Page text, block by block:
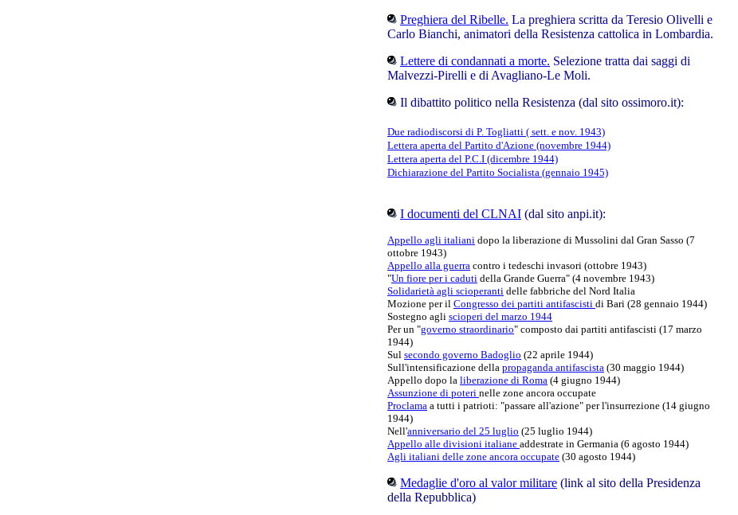
Preghiera del Ribelle. La preghiera scritta da Teresio Olivelli e
Carlo Bianchi, animatori della Resistenza cattolica in Lombardia.
Lettere di condannati a morte. Selezione tratta dai saggi di
Malvezzi-Pirelli e di Avagliano-Le Moli.
Il dibattito politico nella Resistenza (dal sito ossimoro.it):
Due radiodiscorsi di P. Togliatti ( sett. e nov. 1943)
Lettera aperta del Partito d'Azione (novembre 1944)
Lettera aperta del P.C.I (dicembre 1944)
Dichiarazione del Partito Socialista (gennaio 1945)
I documenti del CLNAI (dal sito anpi.it):
Appello agli italiani dopo la liberazione di Mussolini dal Gran Sasso (7
ottobre 1943)
Appello alla guerra contro i tedeschi invasori (ottobre 1943)
"Un fiore per i caduti della Grande Guerra" (4 novembre 1943)
Solidarietà agli scioperanti delle fabbriche del Nord Italia
Mozione per il Congresso dei partiti antifascisti di Bari (28 gennaio 1944)
Sostegno agli scioperi del marzo 1944
Per un "governo straordinario" composto dai partiti antifascisti (17 marzo
1944)
Sul secondo governo Badoglio (22 aprile 1944)
Sull'intensificazione della propaganda antifascista (30 maggio 1944)
Appello dopo la liberazione di Roma (4 giugno 1944)
Assunzione di poteri nelle zone ancora occupate
Proclama a tutti i patrioti: "passare all'azione" per l'insurrezione (14 giugno
1944)
Nell'anniversario del 25 luglio (25 luglio 1944)
Appello alle divisioni italiane addestrate in Germania (6 agosto 1944)
Agli italiani delle zone ancora occupate (30 agosto 1944)
Medaglie d'oro al valor militare (link al sito della Presidenza
della Repubblica)